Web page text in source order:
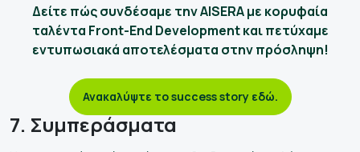
Δείτε πώς συνδέσαμε την AISERA με κορυφαία
ταλέντα Front-End Development και πετύχαμε
εντυπωσιακά αποτελέσματα στην πρόσληψη!
Ανακαλύψτε το success story εδώ.
7. Συμπεράσματα